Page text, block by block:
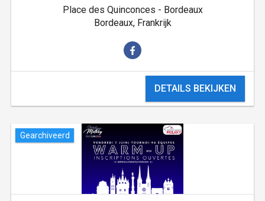
Place des Quinconces - Bordeaux
Bordeaux, Frankrijk
DETAILS BEKIJKEN
Gearchiveerd